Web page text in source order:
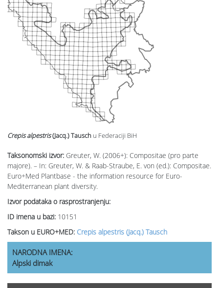
Taksonomski izvor: Greuter, W. (2006+): Compositae (pro parte
majore). – In: Greuter, W. & Raab-Straube, E. von (ed.): Compositae.
Euro+Med Plantbase - the information resource for Euro-
Mediterranean plant diversity.
Izvor podataka o rasprostranjenju:
ID imena u bazi: 10151
Takson u EURO+MED: Crepis alpestris (Jacq.) Tausch
Crepis alpestris(Jacq.) Tausch u Federaciji BiH
NARODNA IMENA:
Alpski dimak